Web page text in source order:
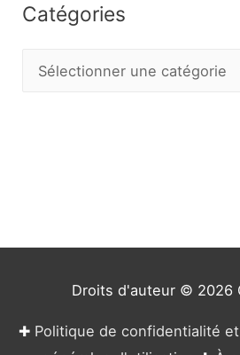
Catégories
Droits d'auteur © 2026
✚ Politique de confidentialité et